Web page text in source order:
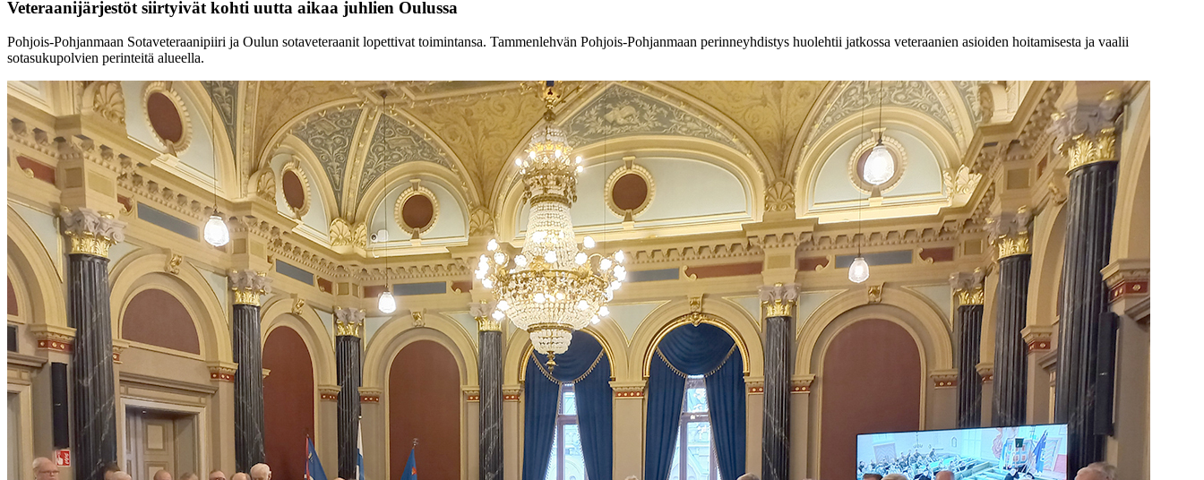
Veteraanijärjestöt siirtyivät kohti uutta aikaa juhlien Oulussa
Pohjois-Pohjanmaan Sotaveteraanipiiri ja Oulun sotaveteraanit lopettivat toimintansa. Tammenlehvän Pohjois-Pohjanmaan perinneyhdistys huolehtii jatkossa veteraanien asioiden hoitamisesta ja vaalii
sotasukupolvien perinteitä alueella.